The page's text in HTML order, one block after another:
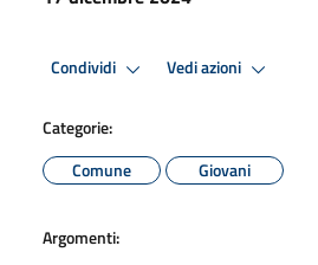
Condividi Vedi azioni
Categorie:
Comune
Giovani
Argomenti: